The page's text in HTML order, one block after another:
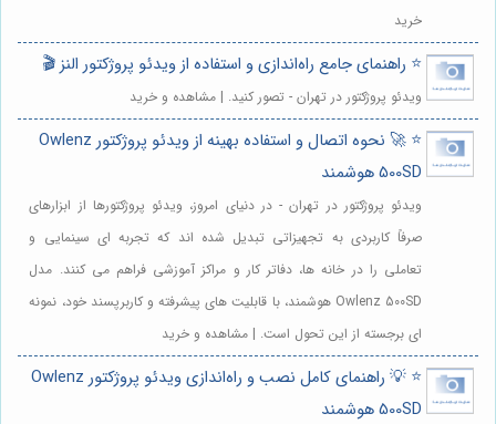
خرید
⭐️ راهنمای جامع راه‌اندازی و استفاده از ویدئو پروژکتور النز 🎬
ویدئو پروژکتور در تهران - تصور کنید. | مشاهده و خرید
⭐️ 🚀 نحوه اتصال و استفاده بهینه از ویدئو پروژکتور Owlenz
500SD هوشمند
ویدئو پروژکتور در تهران - در دنیای امروز، ویدئو پروژکتورها از ابزارهای
صرفاً کاربردی به تجهیزاتی تبدیل شده اند که تجربه ای سینمایی و
تعاملی را در خانه ها، دفاتر کار و مراکز آموزشی فراهم می کنند. مدل
Owlenz 500SD هوشمند، با قابلیت های پیشرفته و کاربرپسند خود، نمونه
ای برجسته از این تحول است. | مشاهده و خرید
⭐️ 💡 راهنمای کامل نصب و راه‌اندازی ویدئو پروژکتور Owlenz
500SD هوشمند